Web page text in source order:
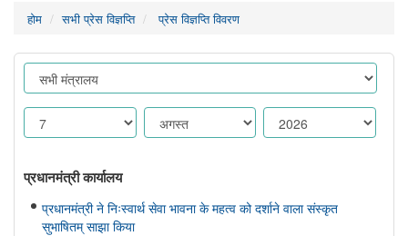
होम सभी प्रेस विज्ञप्ति प्रेस विज्ञप्ति विवरण
प्रधानमंत्री कार्यालय
प्रधानमंत्री ने निःस्वार्थ सेवा भावना के महत्व को दर्शाने वाला संस्कृत
सुभाषितम् साझा किया